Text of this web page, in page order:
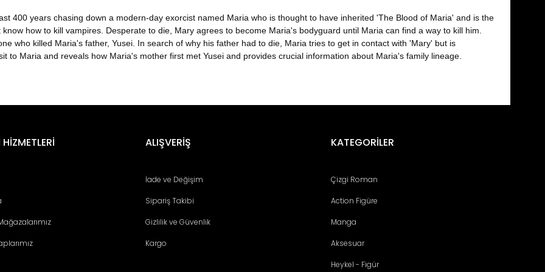
400 years chasing down a modern-day exorcist named Maria who is thought to have inherited 'The Blood of Maria' and is the
how to kill vampires. Desperate to die, Mary agrees to become Maria's bodyguard until Maria can find a way to kill him.
who killed Maria's father, Yusei. In search of why his father had to die, Maria tries to get in contact with 'Mary' but is
to Maria and reveals how Maria's mother first met Yusei and provides crucial information about Maria's family lineage.
Yorum YazALIŞVERİŞ
İade ve Değişim
Sipariş Takibi
Gizlilik ve Güvenlik
Kargo
KATEGORİLER
Çizgi Roman
Action Figüre
Manga
Aksesuar
Heykel - Figür